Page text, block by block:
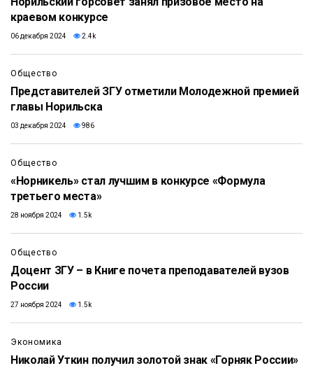
краевом конкурсе
06 декабря 2024 2.4k
Общество
Представителей ЗГУ отметили Молодежной премией
главы Норильска
03 декабря 2024 986
Общество
«Норникель» стал лучшим в конкурсе «Формула
третьего места»
28 ноября 2024 1.5k
Общество
Доцент ЗГУ – в Книге почета преподавателей вузов
России
27 ноября 2024 1.5k
Экономика
Николай Уткин получил золотой знак «Горняк России»